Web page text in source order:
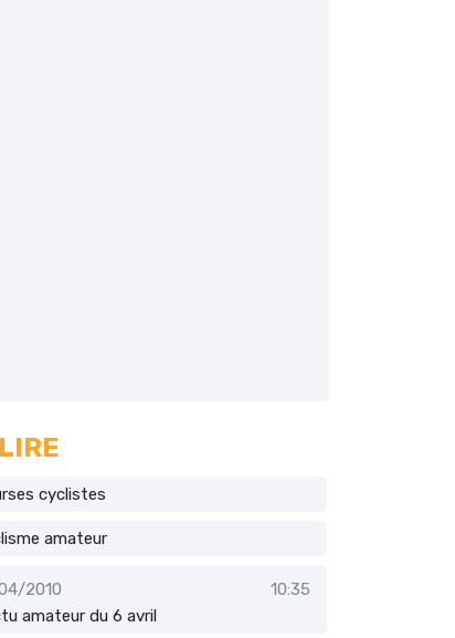
cyclistes
amateur
2010
10:35
amateur du 6 avril